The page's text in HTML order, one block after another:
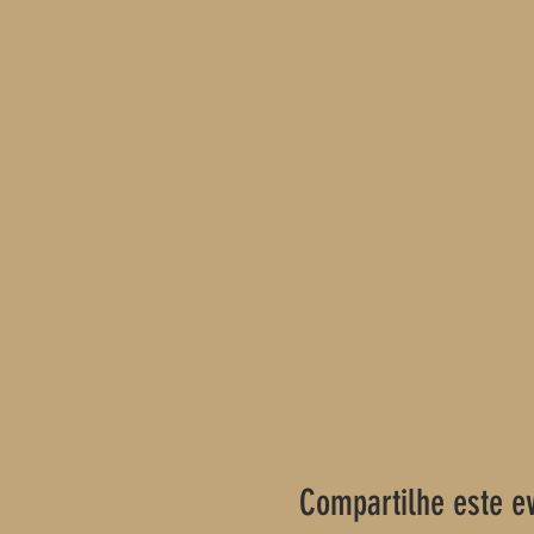
Compartilhe este